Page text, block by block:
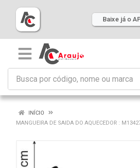
Baixe já o
INÍCIO
MANGUEIRA DE SAIDA DO AQUECEDOR :